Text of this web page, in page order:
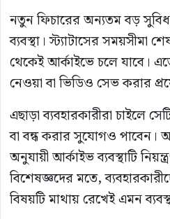
নতুন ফিচারের অন্যতম বড় সুবিধা
ব্যবস্থা। স্ট্যাটাসের সময়সীমা
থেকেই আর্কাইভে চলে যাবে।
নেওয়া বা ভিডিও সেভ করার
এছাড়া ব্যবহারকারীরা চাইলে
বা বন্ধ করার সুযোগও পাবেন।
অনুযায়ী আর্কাইভ ব্যবস্থাটি
বিশেষজ্ঞদের মতে,
বিষয়টি মাথায় রেখেই এমন